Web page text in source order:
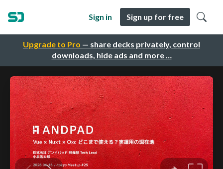
Upgrade to Pro — share decks privately, control
downloads, hide ads and more …
Sign in Sign up for free